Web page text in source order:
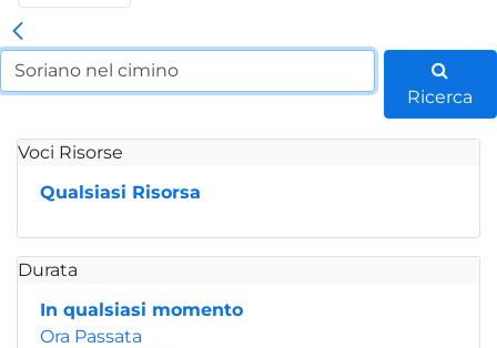
Ricerca
Voci Risorse
Qualsiasi Risorsa
Durata
In qualsiasi momento
Ora Passata